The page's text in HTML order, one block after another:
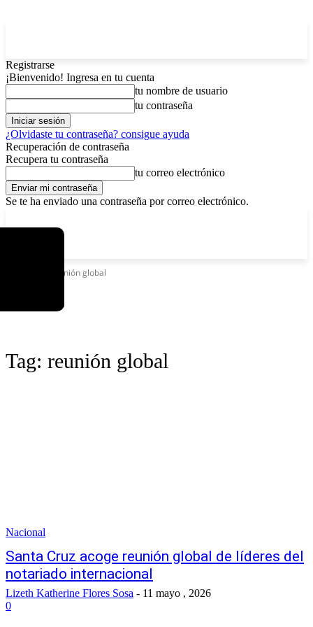
Registrarse
¡Bienvenido! Ingresa en tu cuenta
tu nombre de usuario
tu contraseña
¿Olvidaste tu contraseña? consigue ayuda
Recuperación de contraseña
Recupera tu contraseña
tu correo electrónico
Se te ha enviado una contraseña por correo electrónico.
Reunión global
Tag: reunión global
Nacional
Santa Cruz acoge reunión global de líderes del
notariado internacional
Lizeth Katherine Flores Sosa - 11 mayo , 2026
0